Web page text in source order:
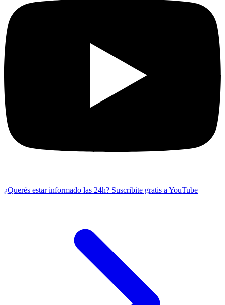
¿Querés estar informado las 24h? Suscribite gratis a YouTube